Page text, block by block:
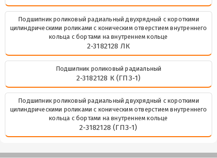
Подшипник роликовый радиальный двухрядный с короткими
цилиндрическими роликами с коническим отверстием внутреннего
кольца с бортами на внутреннем кольце
2-3182128 ЛК
Подшипник роликовый радиальный
2-3182128 К (ГПЗ-1)
Подшипник роликовый радиальный двухрядный с короткими
цилиндрическими роликами с коническим отверстием внутреннего
кольца с бортами на внутреннем кольце
2-3182128 (ГПЗ-1)